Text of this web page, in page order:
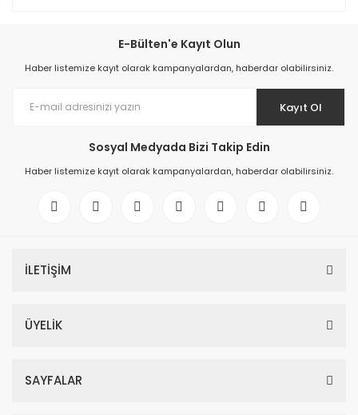
E-Bülten'e Kayıt Olun
Haber listemize kayıt olarak kampanyalardan, haberdar olabilirsiniz.
Kayıt Ol
Sosyal Medyada Bizi Takip Edin
Haber listemize kayıt olarak kampanyalardan, haberdar olabilirsiniz.
İLETİŞİM
ÜYELİK
SAYFALAR